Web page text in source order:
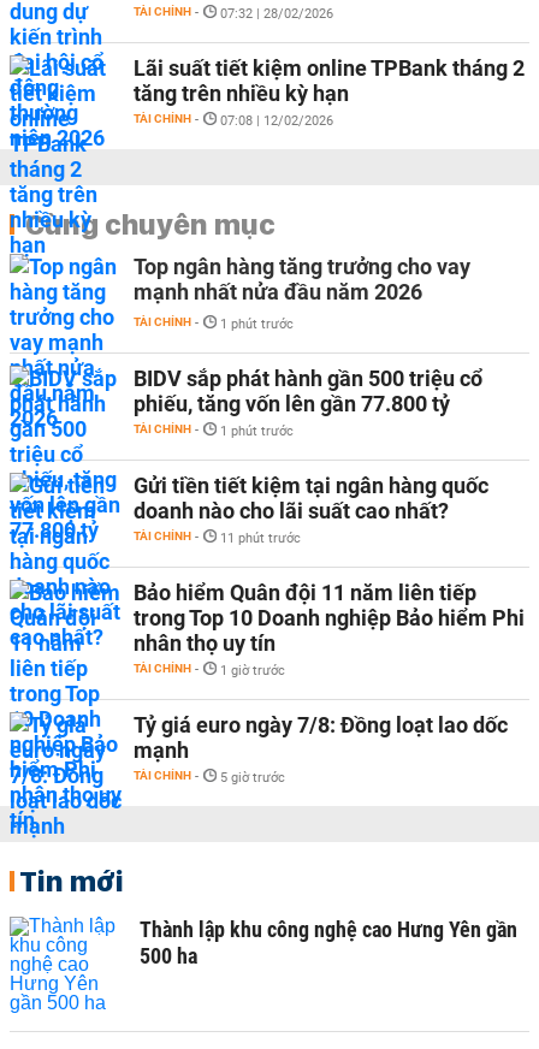
TÀI CHÍNH - 07:32 | 28/02/2026
Lãi suất tiết kiệm online TPBank tháng 2
tăng trên nhiều kỳ hạn
TÀI CHÍNH - 07:08 | 12/02/2026
Cùng chuyên mục
Top ngân hàng tăng trưởng cho vay
mạnh nhất nửa đầu năm 2026
TÀI CHÍNH - 1 phút trước
BIDV sắp phát hành gần 500 triệu cổ
phiếu, tăng vốn lên gần 77.800 tỷ
TÀI CHÍNH - 1 phút trước
Gửi tiền tiết kiệm tại ngân hàng quốc
doanh nào cho lãi suất cao nhất?
TÀI CHÍNH - 11 phút trước
Bảo hiểm Quân đội 11 năm liên tiếp
trong Top 10 Doanh nghiệp Bảo hiểm Phi
nhân thọ uy tín
TÀI CHÍNH - 1 giờ trước
Tỷ giá euro ngày 7/8: Đồng loạt lao dốc
mạnh
TÀI CHÍNH - 5 giờ trước
Tin mới
Thành lập khu công nghệ cao Hưng Yên gần
500 ha